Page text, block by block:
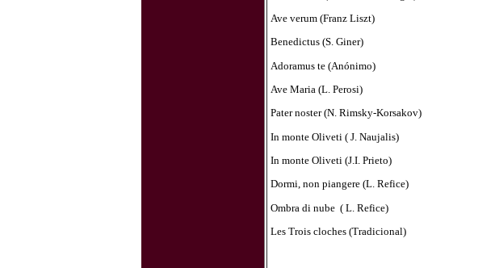
Ave verum (Franz Liszt)
Benedictus (S. Giner)
Adoramus te (Anónimo)
Ave Maria (L. Perosi)
Pater noster (N. Rimsky-Korsakov)
In monte Oliveti ( J. Naujalis)
In monte Oliveti (J.I. Prieto)
Dormi, non piangere (L. Refice)
Ombra di nube ( L. Refice)
Les Trois cloches (Tradicional)